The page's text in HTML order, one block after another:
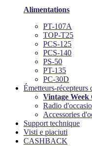
Alimentations
PT-107A
TOP-T25
PCS-125
PCS-140
PS-50
PT-135
PC-30D
Émetteurs-récepteurs
Vintage
Radio
Accessories
Support technique
Visti e piaciuti
CASHBACK